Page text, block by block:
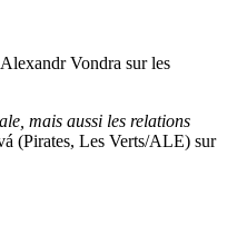
Vondra sur les
mais aussi les relations
(Pirates, Les Verts/ALE) sur